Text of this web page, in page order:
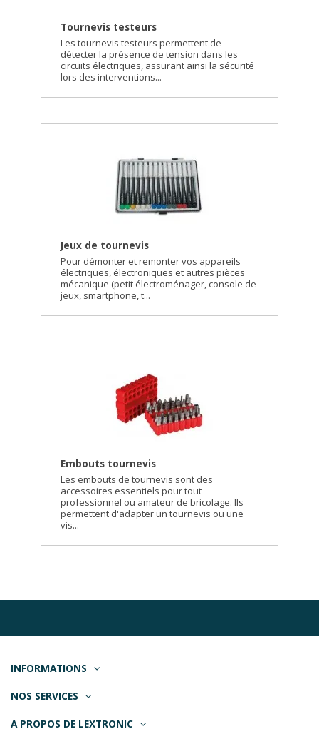
Tournevis testeurs
Les tournevis testeurs permettent de
détecter la présence de tension dans les
circuits électriques, assurant ainsi la sécurité
lors des interventions...
Jeux de tournevis
Pour démonter et remonter vos appareils
électriques, électroniques et autres pièces
mécanique (petit électroménager, console de
jeux, smartphone, t...
Embouts tournevis
Les embouts de tournevis sont des
accessoires essentiels pour tout
professionnel ou amateur de bricolage. Ils
permettent d'adapter un tournevis ou une
vis...
INFORMATIONS
NOS SERVICES
A PROPOS DE LEXTRONIC